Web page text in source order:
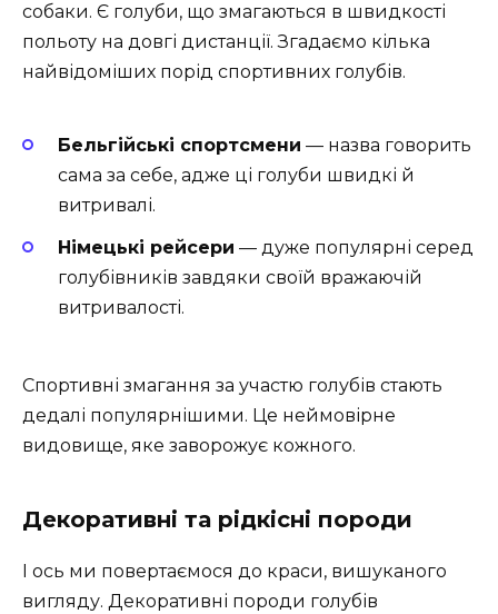
собаки. Є голуби, що змагаються в швидкості
польоту на довгі дистанції. Згадаємо кілька
найвідоміших порід спортивних голубів.
Бельгійські спортсмени — назва говорить
сама за себе, адже ці голуби швидкі й
витривалі.
Німецькі рейсери — дуже популярні серед
голубівників завдяки своїй вражаючій
витривалості.
Спортивні змагання за участю голубів стають
дедалі популярнішими. Це неймовірне
видовище, яке заворожує кожного.
Декоративні та рідкісні породи
І ось ми повертаємося до краси, вишуканого
вигляду. Декоративні породи голубів